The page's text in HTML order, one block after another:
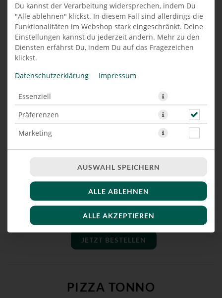
Du kannst der Verarbeitung widersprechen, indem Du
"Alle ablehnen" klickst. In diesem Fall sind allerdings die
Funktionalitäten im Webshop stark eingeschränkt. Deine
Einstellungen kannst du jederzeit ändern. Mehr zu den
Diensten erfährst Du, indem Du auf das Fragezeichen
klickst.
Datenschutzerklärung
Impressum
Essenziell
Präferenzen
Marketing
AUSWAHL SPEICHERN
ALLE ABLEHNEN
ALLE AKZEPTIEREN
JETZT BESTELLEN
PIZZA TONNO SPECIALE
PIZZA GAMBAS
mit Gambas, Basilikum-Pesto, Tomaten & Rucola
JETZT BESTELLEN
PIZZA TONNO